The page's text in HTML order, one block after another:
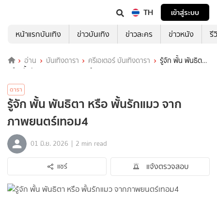
TH
เข้าสู่ระบบ
หน้าแรกบันเทิง
ข่าวบันเทิง ข่าวละคร ข่าวหนัง รี
อ่าน บันเทิงดารา ครีเอเตอร์ บันเทิงดารา
รู้จัก พั้น พันธิตา
หรือ พั้นรักแมว จากภาพยนตร์เทอม4
ดารา
รู้จัก พั้น พันธิตา หรือ พั้นรักแมว จาก
ภาพยนตร์เทอม4
01 มิ.ย. 2026 | 2 min read
แชร์ แจ้งตรวจสอบ